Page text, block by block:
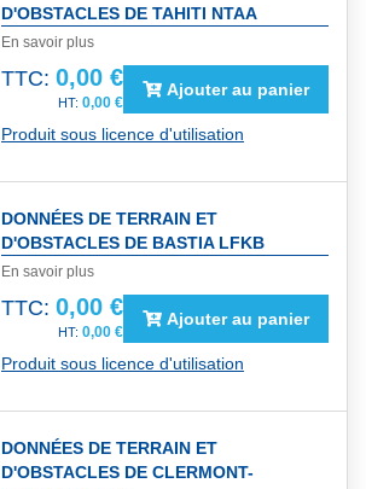
D'OBSTACLES DE TAHITI NTAA
En savoir plus
TTC: 0,00 €
0,00 €
Ajouter au panier
Produit sous licence d'utilisation
DONNÉES DE TERRAIN ET
D'OBSTACLES DE BASTIA LFKB
En savoir plus
TTC: 0,00 €
0,00 €
Ajouter au panier
Produit sous licence d'utilisation
DONNÉES DE TERRAIN ET
D'OBSTACLES DE CLERMONT-